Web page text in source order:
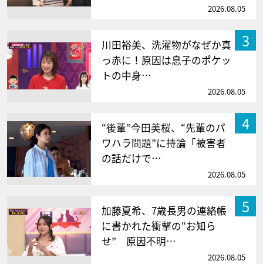
2026.08.05
3
川田裕美、洗濯物がなぜか真
っ赤に！原因は息子のポケッ
トの中身…
2026.08.05
4
“後輩”今田美桜、“先輩のパ
ワハラ問題”に持論「被害者
の話だけで…
2026.08.05
5
加藤夏希、7歳長男の連絡帳
に書かれた衝撃の“お知ら
せ” 原因不明…
2026.08.05